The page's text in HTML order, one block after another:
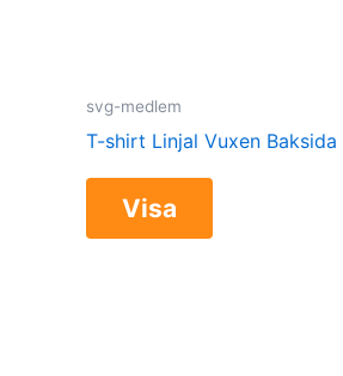
svg-medlem
T-shirt Linjal Vuxen Baksida
Visa